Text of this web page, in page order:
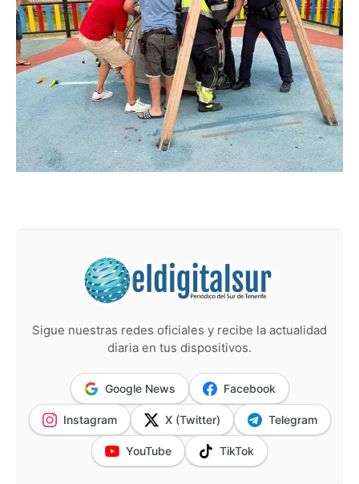
Sigue nuestras redes oficiales y recibe la actualidad
diaria en tus dispositivos.
Google News Facebook
Instagram X (Twitter) Telegram
YouTube TikTok